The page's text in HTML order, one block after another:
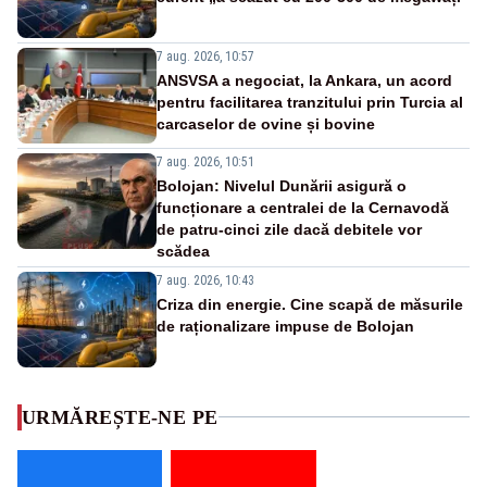
7 aug. 2026, 10:57
ANSVSA a negociat, la Ankara, un acord
pentru facilitarea tranzitului prin Turcia al
carcaselor de ovine și bovine
7 aug. 2026, 10:51
Bolojan: Nivelul Dunării asigură o
funcționare a centralei de la Cernavodă
de patru-cinci zile dacă debitele vor
scădea
7 aug. 2026, 10:43
Criza din energie. Cine scapă de măsurile
de raționalizare impuse de Bolojan
URMĂREȘTE-NE PE